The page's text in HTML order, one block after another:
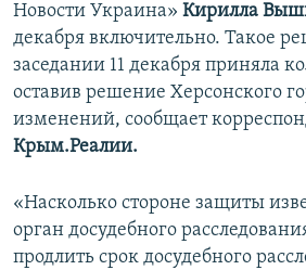
Новости Украина»​ Кирилла
декабря включительно. Такое
заседании 11 декабря приняла
оставив решение Херсонского
изменений, сообщает
Крым.Реалии.
«Насколько стороне защиты
орган досудебного
продлить срок досудебного